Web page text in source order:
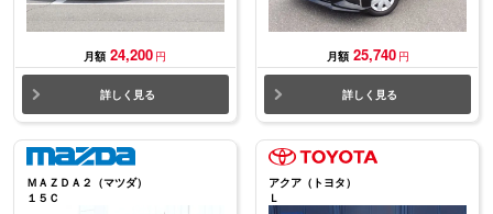
月額 24,200 円
詳しく見る
月額 25,740 円
詳しく見る
ＭＡＺＤＡ２（マツダ）
１５Ｃ
アクア（トヨタ）
Ｌ